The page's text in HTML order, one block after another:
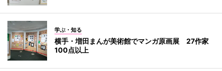
学ぶ・知る
横手・増田まんが美術館でマンガ原画展 27作家
100点以上